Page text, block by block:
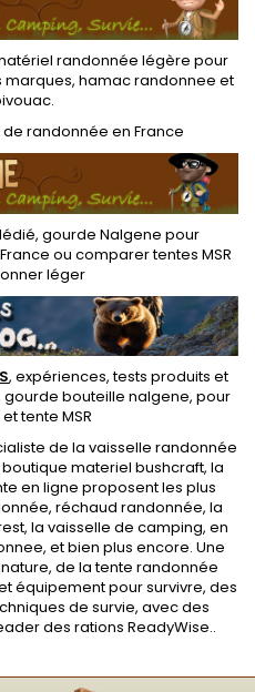
randonnée légère pour
marques, hamac randonnee et
.
randonnée en France
gourde Nalgene pour
ou comparer tentes MSR
léger
, expériences, tests produits et
gourde bouteille nalgene, pour
ettente MSR
de la vaisselle randonnée
boutique materiel bushcraft, la
en ligne proposent les plus
réchaud randonnée, la
la vaisselle de camping, en
, et bien plus encore. Une
de latente randonnée
équipement pour survivre, des
de survie, avec des
des rations ReadyWise..